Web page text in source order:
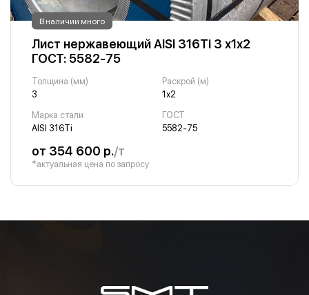
В наличии много
Лист нержавеющий AISI 316Ti 3 х1х2
ГОСТ: 5582-75
Толщина (мм)
3
Раскрой (м)
1х2
Марка стали
AISI 316Ti
ГОСТ
5582-75
от 354 600 р./т
*актуальная цена по запросу